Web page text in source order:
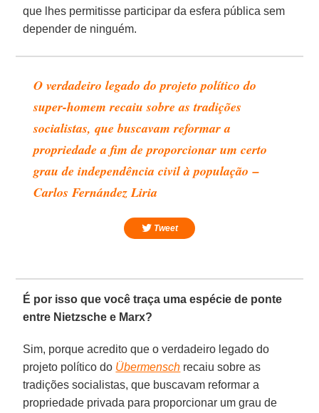
que lhes permitisse participar da esfera pública sem
depender de ninguém.
O verdadeiro legado do projeto político do
super-homem recaiu sobre as tradições
socialistas, que buscavam reformar a
propriedade a fim de proporcionar um certo
grau de independência civil à população –
Carlos Fernández Liria
Tweet
É por isso que você traça uma espécie de ponte
entre Nietzsche e Marx?
Sim, porque acredito que o verdadeiro legado do
projeto político do Übermensch recaiu sobre as
tradições socialistas, que buscavam reformar a
propriedade privada para proporcionar um grau de